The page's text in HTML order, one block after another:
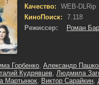
Качество:
WEB-DLRip
КиноПоиск:
7.118
Режиссер:
Роман
Горбенко, Александр
Кудрявцев, Людмила
Мартынюк, Виктор Сарайкин,